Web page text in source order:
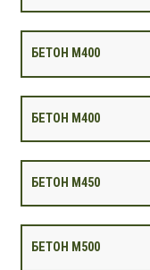
БЕТОН М400
БЕТОН М400
БЕТОН М450
БЕТОН М500